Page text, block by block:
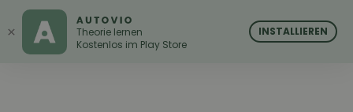
AUTOVIO
× AUTOVIO
Theorie lernen
Kostenlos im Play Store
INSTALLIEREN